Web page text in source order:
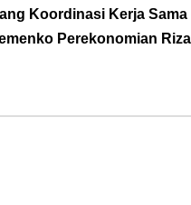
Koordinasi Kerja
Perekonomian